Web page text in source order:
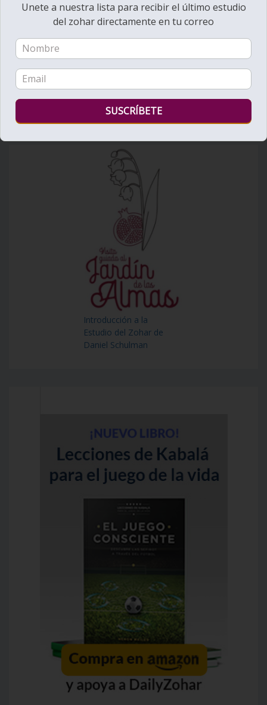
Bienvenido al Zohar
Introducción a la
Estudio del Zohar de
Daniel Schulman
Unete a nuestra lista para recibir el último estudio
del zohar directamente en tu correo